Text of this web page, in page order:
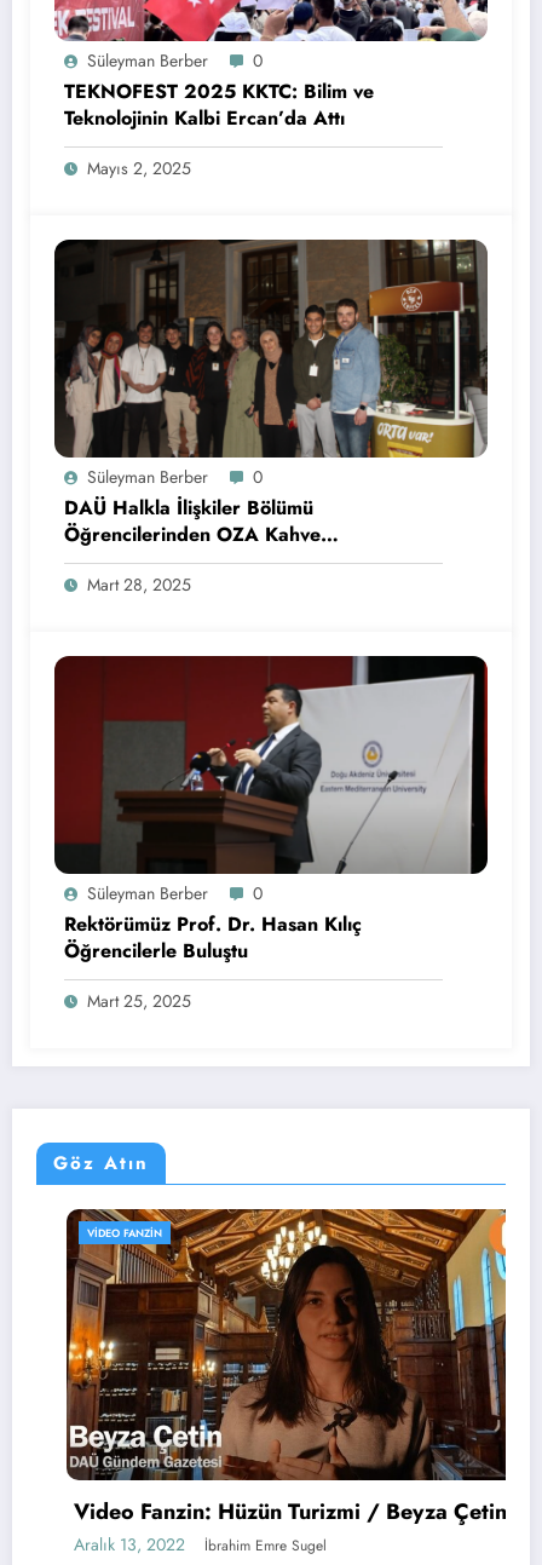
Süleyman Berber 0
TEKNOFEST 2025 KKTC: Bilim ve
Teknolojinin Kalbi Ercan’da Attı
Mayıs 2, 2025
Süleyman Berber 0
DAÜ Halkla İlişkiler Bölümü
Öğrencilerinden OZA Kahve
Sponsorluğunda Lezzetli Bir Etkinlik
Mart 28, 2025
Süleyman Berber 0
Rektörümüz Prof. Dr. Hasan Kılıç
Öğrencilerle Buluştu
Mart 25, 2025
Göz Atın
VIDEO FANZIN
Video Fanzin: Hüzün Turizmi / Beyza Çetin
Aralık 13, 2022 İbrahim Emre Sugel